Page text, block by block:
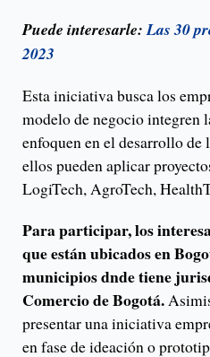
Puede interesarle:Las 30
2023
Esta iniciativa busca los
modelo de negocio integren
enfoquen en el desarrollo
ellos pueden aplicar
LogiTech, AgroTech,
Para participar, los
que están ubicados en
municipios dnde tiene
Comercio de Bogotá.
presentar una iniciativa
en fase de ideación o